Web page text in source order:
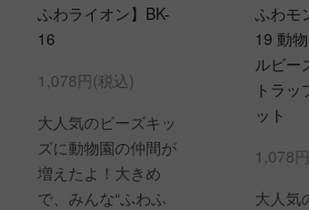
ふわライオン】BK-
16
1,078円(税込)
大人気のビーズキッ
ズに動物園の仲間が
増えたよ！大きめ
で、みんな“ふわふ
ふわモ
19 動
ルビー
トラ
ット
1,078
大人気